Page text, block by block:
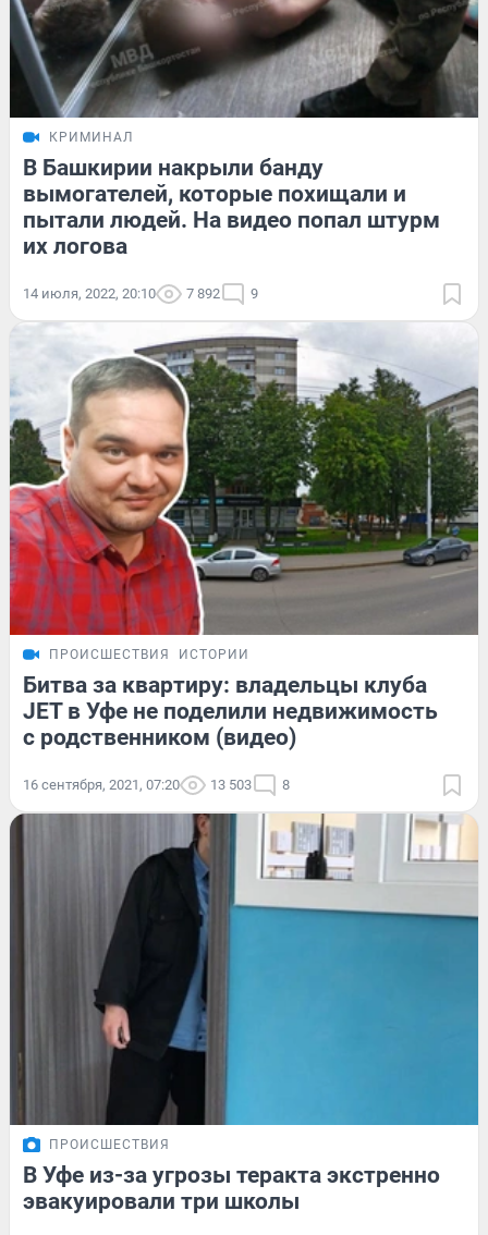
КРИМИНАЛ
В Башкирии накрыли банду
вымогателей, которые похищали и
пытали людей. На видео попал штурм
их логова
14 июля, 2022, 20:10 7 892 9
ПРОИСШЕСТВИЯ ИСТОРИИ
Битва за квартиру: владельцы клуба
JET в Уфе не поделили недвижимость
с родственником (видео)
16 сентября, 2021, 07:20 13 503 8
ПРОИСШЕСТВИЯ
В Уфе из-за угрозы теракта экстренно
эвакуировали три школы